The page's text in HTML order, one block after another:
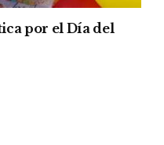
por el Día del